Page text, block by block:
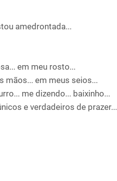
amedrontada...
em meu rosto...
mãos... em meus seios...
me dizendo... baixinho...
e verdadeiros de prazer...